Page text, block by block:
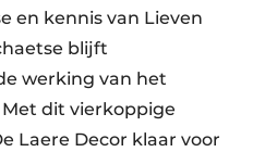
en kennis van Lieven
blijft
werking van het
dit vierkoppige
Laere Decor klaar voor